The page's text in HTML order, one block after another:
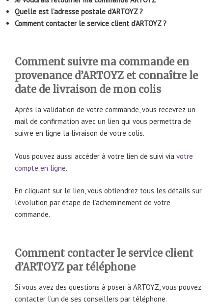
Quelle est l’adresse postale d’ARTOYZ ?
Comment contacter le service client d’ARTOYZ ?
Comment suivre ma commande en
provenance d’ARTOYZ et connaître le
date de livraison de mon colis
Après la validation de votre commande, vous recevrez un
mail de confirmation avec un lien qui vous permettra de
suivre en ligne la livraison de votre colis.
Vous pouvez aussi accéder à votre lien de suivi via votre
compte en ligne.
En cliquant sur le lien, vous obtiendrez tous les détails sur
l’évolution par étape de l’acheminement de votre
commande.
Comment contacter le service client
d’ARTOYZ par téléphone
Si vous avez des questions à poser à ARTOYZ, vous pouvez
contacter l’un de ses conseillers par téléphone.